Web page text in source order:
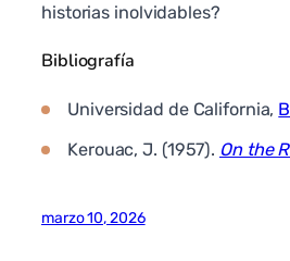
historias inolvidables?
Bibliografía
Universidad de California,
Kerouac, J. (1957). On the
marzo 10, 2026